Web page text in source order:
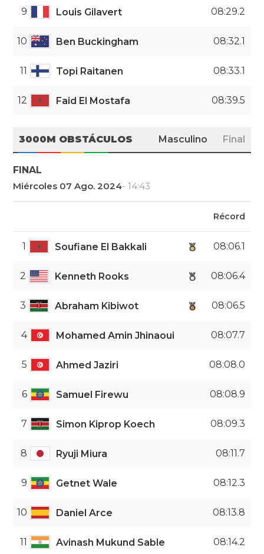
9 Louis Gilavert 08:29.2
10 Ben Buckingham 08:32.1
11 Topi Raitanen 08:33.1
12 Faid El Mostafa 08:39.5
3000M OBSTÁCULOS Masculino Final
FINAL
Miércoles 07 Ago. 2024- 14:43
Récord
1 Soufiane El Bakkali 08:06.1
2 Kenneth Rooks 08:06.4
3 Abraham Kibiwot 08:06.5
4 Mohamed Amin Jhinaoui 08:07.7
5 Ahmed Jaziri 08:08.0
6 Samuel Firewu 08:08.9
7 Simon Kiprop Koech 08:09.3
8 Ryuji Miura 08:11.7
9 Getnet Wale 08:12.3
10 Daniel Arce 08:13.8
11 Avinash Mukund Sable 08:14.2